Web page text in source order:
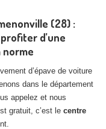
(28) :
d’une
d’épave de voiture
dans le département
appelez et nous
gratuit, c’est le centre